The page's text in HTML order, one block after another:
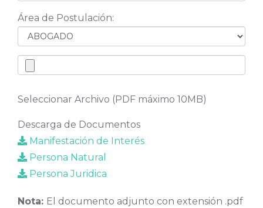
Área de Postulación:
Seleccionar Archivo (PDF máximo 10MB)
Descarga de Documentos
Manifestación de Interés
Persona Natural
Persona Juridica
Nota: El documento adjunto con extensión .pdf